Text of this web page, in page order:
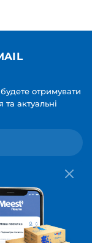
отримувати
актуальні